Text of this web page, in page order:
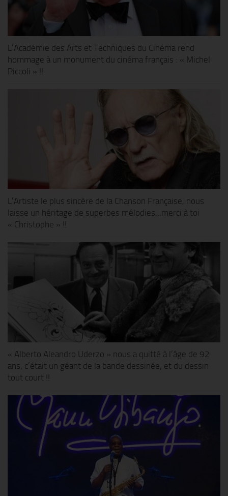
L’Académie des Arts et Techniques du Cinéma rend
hommage à un monument du cinéma français : « Michel
Piccoli » !!
L’Artiste le plus sincère de la Chanson Française, nous
laisse un héritage de superbes mélodies…merci à toi
« Christophe » !!
« Alberto Aleandro Uderzo » nous a quitté à l’âge de 92
ans, c’était un géant de la bande dessinée, et du dessin
tout court !!